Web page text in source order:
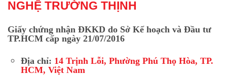
NGHỆ TRƯỜNG THỊNH
Giấy chứng nhận ĐKKD do Sở Kế hoạch và Đầu tư
TP.HCM cấp ngày 21/07/2016
Địa chỉ: 14 Trịnh Lỗi, Phường Phú Thọ Hòa, TP.
HCM, Việt Nam